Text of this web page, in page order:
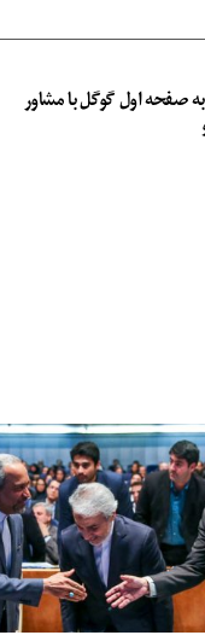
صفحه اول گوگل با مشاور